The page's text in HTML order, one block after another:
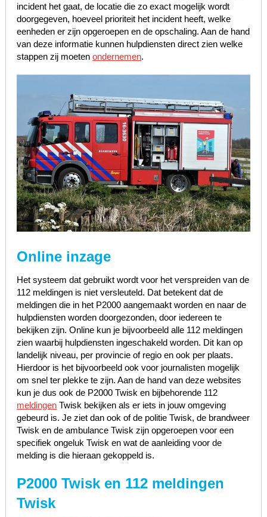
incident het gaat, de locatie die zo exact mogelijk wordt
doorgegeven, hoeveel prioriteit het incident heeft, welke
eenheden er zijn opgeroepen en de opschaling. Aan de hand
van deze informatie kunnen hulpdiensten direct zien welke
stappen zij moeten ondernemen.
Online inzage
Het systeem dat gebruikt wordt voor het verspreiden van de
112 meldingen is niet versleuteld. Dat betekent dat de
meldingen die in het P2000 aangemaakt worden en naar de
hulpdiensten worden doorgezonden, door iedereen te
bekijken zijn. Online kun je bijvoorbeeld alle 112 meldingen
zien waarbij hulpdiensten ingeschakeld worden. Dit kan op
landelijk niveau, per provincie of regio en ook per plaats.
Hierdoor is het bijvoorbeeld ook voor journalisten mogelijk
om snel ter plekke te zijn. Aan de hand van deze websites
kun je dus ook de P2000 Twisk en bijbehorende 112
meldingenTwisk bekijken als er iets in jouw omgeving
gebeurd is. Je ziet dan ook of de politie Twisk, de brandweer
Twisk en de ambulance Twisk zijn opgeroepen voor een
specifiek ongeluk Twisk en wat de aanleiding voor de
melding is die hieraan gekoppeld is.
P2000 Twisk en 112 meldingen
Twisk